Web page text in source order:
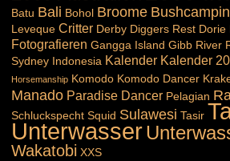
Batu Bali Bohol Broome
Leveque Critter Derby Diggers Rest Dorie
Fotografieren Gangga Island Gibb River
Sydney Indonesia Kalender Kalender
Horsemanship Komodo Komodo Dancer
Manado Paradise Dancer Pelagian
Schluckspecht Squid Sulawesi Tasir
Unterwasser
Wakatobi XXS